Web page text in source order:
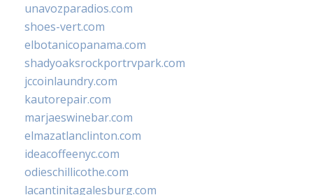
unavozparadios.com
shoes-vert.com
elbotanicopanama.com
shadyoaksrockportrvpark.com
jccoinlaundry.com
kautorepair.com
marjaeswinebar.com
elmazatlanclinton.com
ideacoffeenyc.com
odieschillicothe.com
lacantinitagalesburg.com